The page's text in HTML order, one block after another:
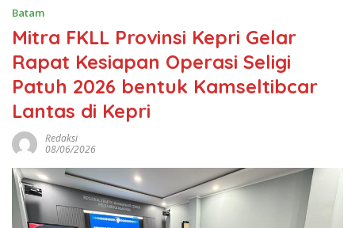
Batam
Mitra FKLL Provinsi Kepri Gelar
Rapat Kesiapan Operasi Seligi
Patuh 2026 bentuk Kamseltibcar
Lantas di Kepri
Redaksi
08/06/2026